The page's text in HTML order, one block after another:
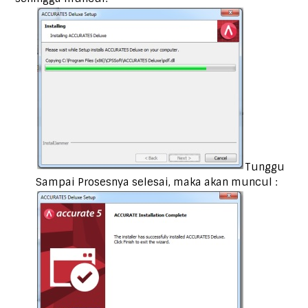
Tunggu
Sampai Prosesnya selesai, maka akan muncul :